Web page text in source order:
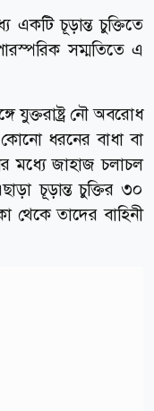
চূড়ান্ত চুক্তিতে
সম্মতিতে এ
যুক্তরাষ্ট্র নৌ অবরোধ
কোনো ধরনের বাধা বা
মধ্যে জাহাজ চলাচল
চূড়ান্ত চুক্তির ৩০
থেকে তাদের বাহিনী